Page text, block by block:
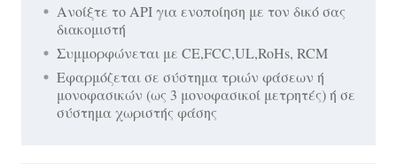
Ανοίξτε το API για ενοποίηση με τον δικό σας
διακομιστή
Συμμορφώνεται με CE,FCC,UL,RoHs, RCM
Εφαρμόζεται σε σύστημα τριών φάσεων ή
μονοφασικών (ως 3 μονοφασικοί μετρητές) ή σε
σύστημα χωριστής φάσης